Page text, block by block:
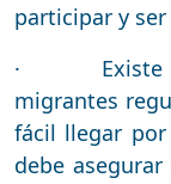
participar y
· Existe
migrantes
fácil llegar
debe